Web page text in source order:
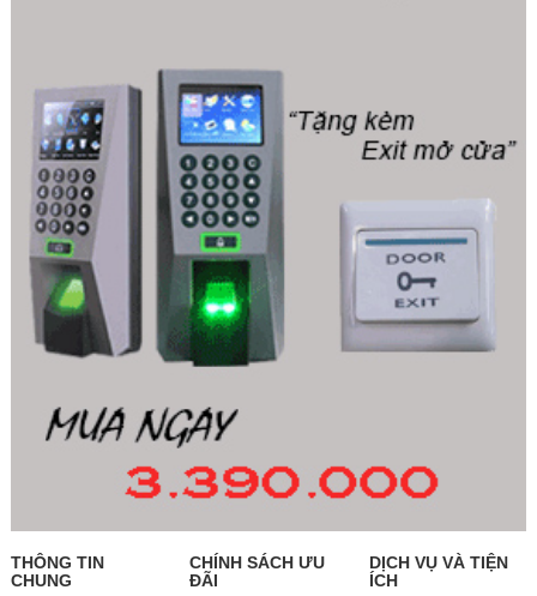
THÔNG TIN
CHUNG
CHÍNH SÁCH ƯU
ĐÃI
DỊCH VỤ VÀ TIỆN
ÍCH